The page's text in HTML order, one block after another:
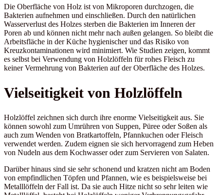
Die Oberfläche von Holz ist von Mikroporen durchzogen, die
Bakterien aufnehmen und einschließen. Durch den natürlichen
Wasserverlust des Holzes sterben die Bakterien im Inneren der
Poren ab und können nicht mehr nach außen gelangen. So bleibt die
Arbeitsfläche in der Küche hygienischer und das Risiko von
Kreuzkontaminationen wird minimiert. Wie Studien zeigen, kommt
es selbst bei Verwendung von Holzlöffeln für rohes Fleisch zu
keiner Vermehrung von Bakterien auf der Oberfläche des Holzes.
Vielseitigkeit von Holzlöffeln
Holzlöffel zeichnen sich durch ihre enorme Vielseitigkeit aus. Sie
können sowohl zum Umrühren von Suppen, Püree oder Soßen als
auch zum Wenden von Bratkartoffeln, Pfannkuchen oder Fleisch
verwendet werden. Zudem eignen sie sich hervorragend zum Heben
von Nudeln aus dem Kochwasser oder zum Servieren von Salaten.
Darüber hinaus sind sie sehr schonend und kratzen nicht am Boden
von empfindlichen Töpfen und Pfannen, wie es beispielsweise bei
Metalllöffeln der Fall ist. Da sie auch Hitze nicht so sehr leiten wie